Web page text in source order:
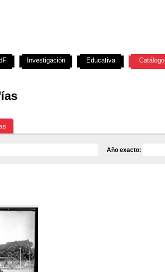
Año exacto:
Investigación Educativa Catálogo